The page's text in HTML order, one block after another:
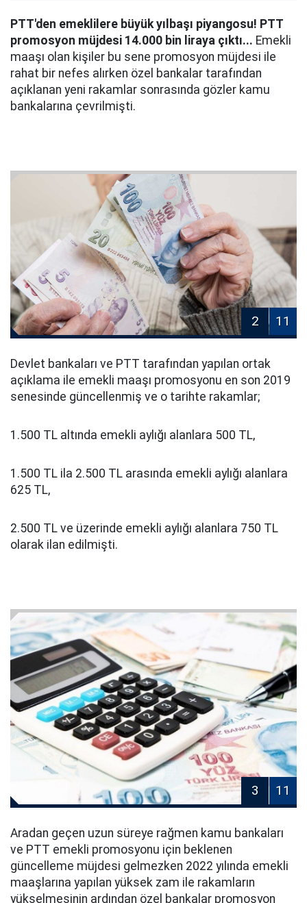
PTT'den emeklilere büyük yılbaşı piyangosu! PTT
promosyon müjdesi 14.000 bin liraya çıktı... Emekli
maaşı olan kişiler bu sene promosyon müjdesi ile
rahat bir nefes alırken özel bankalar tarafından
açıklanan yeni rakamlar sonrasında gözler kamu
bankalarına çevrilmişti.
2 11
Devlet bankaları ve PTT tarafından yapılan ortak
açıklama ile emekli maaşı promosyonu en son 2019
senesinde güncellenmiş ve o tarihte rakamlar;
1.500 TL altında emekli aylığı alanlara 500 TL,
1.500 TL ila 2.500 TL arasında emekli aylığı alanlara
625 TL,
2.500 TL ve üzerinde emekli aylığı alanlara 750 TL
olarak ilan edilmişti.
3 11
Aradan geçen uzun süreye rağmen kamu bankaları
ve PTT emekli promosyonu için beklenen
güncelleme müjdesi gelmezken 2022 yılında emekli
maaşlarına yapılan yüksek zam ile rakamların
yükselmesinin ardından özel bankalar promosyon